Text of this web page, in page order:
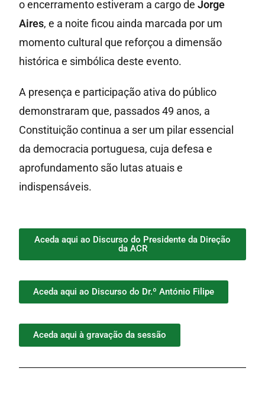
o encerramento estiveram a cargo deJorge
Aires, e a noite ficou ainda marcada por um
momento cultural que reforçou a dimensão
histórica e simbólica deste evento.
A presença e participação ativa do público
demonstraram que, passados 49 anos, a
Constituição continua a ser um pilar essencial
da democracia portuguesa, cuja defesa e
aprofundamento são lutas atuais e
indispensáveis.
Aceda aqui ao Discurso do Presidente da Direção
da ACR
Aceda aqui ao Discurso do Dr.º António Filipe
Aceda aqui à gravação da sessão